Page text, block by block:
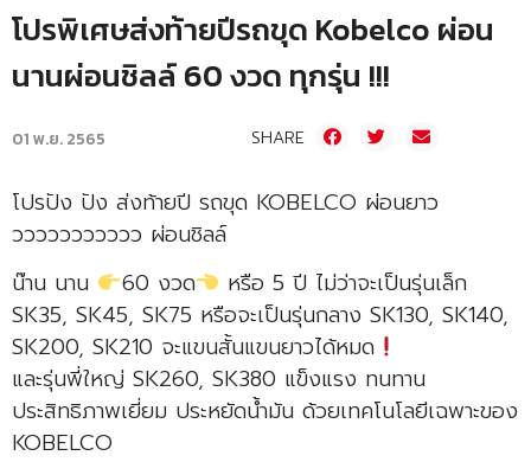
โปรพิเศษส่งท้ายปีรถขุด Kobelco ผ่อน
นานผ่อนชิลล์ 60 งวด ทุกรุ่น !!!
01 พ.ย. 2565 SHARE
โปรปัง ปัง ส่งท้ายปี รถขุด KOBELCO ผ่อนยาว
ววววววววววว ผ่อนชิลล์
น๊าน นาน
60 งวด
หรือ 5 ปี ไม่ว่าจะเป็นรุ่นเล็ก
SK35, SK45, SK75 หรือจะเป็นรุ่นกลาง SK130, SK140,
SK200, SK210 จะแขนสั้นแขนยาวได้หมด
และรุ่นพี่ใหญ่ SK260, SK380 แข็งแรง ทนทาน
ประสิทธิภาพเยี่ยม ประหยัดน้ำมัน ด้วยเทคโนโลยีเฉพาะของ
KOBELCO